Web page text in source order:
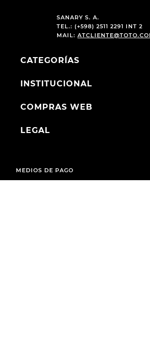
SANARY S. A.
TEL.: (+598) 2511 2291 INT 2
MAIL:
CATEGORÍAS
INSTITUCIONAL
COMPRAS WEB
LEGAL
MEDIOS DE PAGO